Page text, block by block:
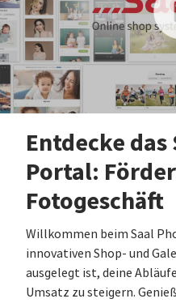
Entdecke das
Portal:
Fotogeschäft
Willkommen beim Saal
innovativen Shop- und
ausgelegt ist, deine
Umsatz zu steigern.